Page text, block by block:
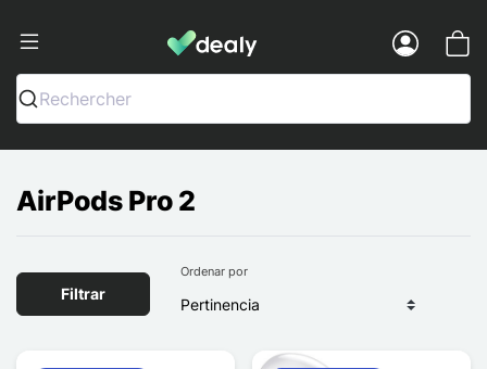
Dealy - Fundas y accesorios para
Rechercher
AirPods Pro 2
Filtrar
Ordenar por